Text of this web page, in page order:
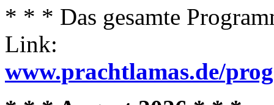
* * * Das gesamte
Link:
www.prachtlamas.de/